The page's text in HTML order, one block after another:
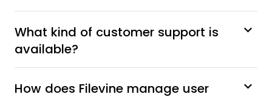
What kind of customer support is
available?
How does Filevine manage user